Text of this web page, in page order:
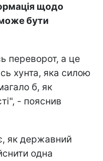
щодо
бути
переворот, а це
хунта, яка силою
б, як
- пояснив
як державний
одна